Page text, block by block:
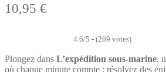
10,95 €
4.6/5 - (269 votes)
Plongez dans L’expédition sous-marine,
où chaque minute compte : résolvez des